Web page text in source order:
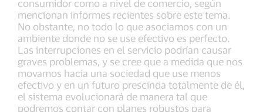
consumidor como a nivel de comercio, según
mencionan informes recientes sobre este tema.
No obstante, no todo lo que asociamos con un
ambiente donde no se use efectivo es perfecto.
Las interrupciones en el servicio podrían causar
graves problemas, y se cree que a medida que nos
movamos hacia una sociedad que use menos
efectivo y en un futuro prescinda totalmente de él,
el sistema evolucionará de manera tal que
podremos contar con planes robustos para